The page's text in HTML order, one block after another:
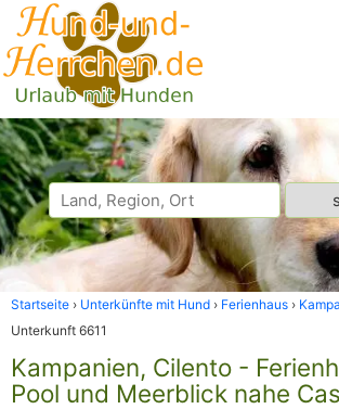
Startseite Unterkünfte mit Hund Ferienhaus
Unterkunft 6611
Kampanien, Cilento -
Pool und Meerblick nahe